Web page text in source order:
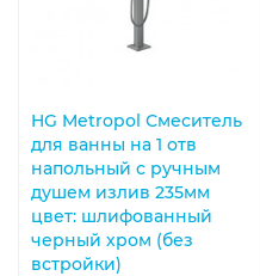
HG Metropol Смеситель
для ванны на 1 отв
напольный с ручным
душем излив 235мм
цвет: шлифованный
черный хром (без
встройки)